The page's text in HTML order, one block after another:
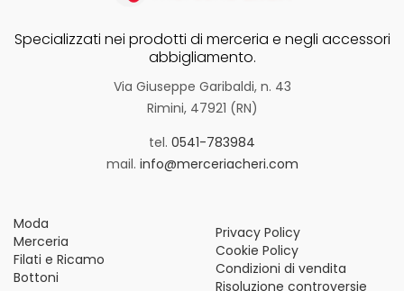
Specializzati nei prodotti di merceria e negli accessori
abbigliamento.
Via Giuseppe Garibaldi, n. 43
Rimini, 47921 (RN)
tel. 0541-783984
mail. info@merceriacheri.com
Moda
Merceria
Filati e Ricamo
Bottoni
Privacy Policy
Cookie Policy
Condizioni di vendita
Risoluzione controversie